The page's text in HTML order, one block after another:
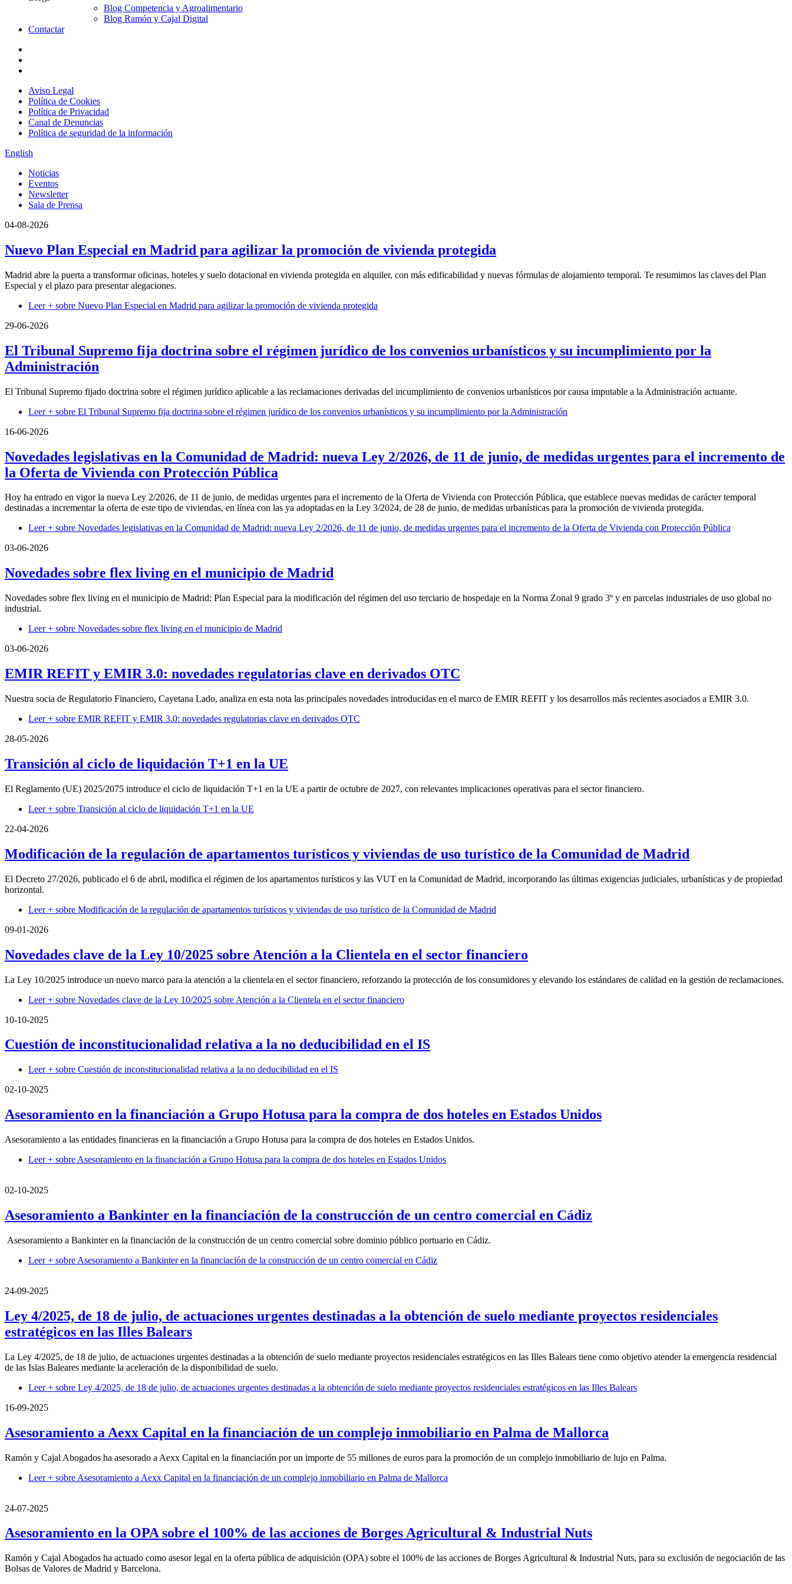
Blog Competencia y Agroalimentario
Blog Ramón y Cajal Digital
Contactar
Aviso Legal
Política de Cookies
Política de Privacidad
Canal de Denuncias
Política de seguridad de la información
English
Noticias
Eventos
Newsletter
Sala de Prensa
04-08-2026
Nuevo Plan Especial en Madrid para agilizar la promoción de vivienda protegida
Madrid abre la puerta a transformar oficinas, hoteles y suelo dotacional en vivienda protegida en alquiler, con más edificabilidad y nuevas fórmulas de alojamiento temporal. Te resumimos las claves del Plan
Especial y el plazo para presentar alegaciones.
Leer + sobre Nuevo Plan Especial en Madrid para agilizar la promoción de vivienda protegida
29-06-2026
El Tribunal Supremo fija doctrina sobre el régimen jurídico de los convenios urbanísticos y su incumplimiento por la
Administración
El Tribunal Supremo fijado doctrina sobre el régimen jurídico aplicable a las reclamaciones derivadas del incumplimiento de convenios urbanísticos por causa imputable a la Administración actuante.
Leer + sobre El Tribunal Supremo fija doctrina sobre el régimen jurídico de los convenios urbanísticos y su incumplimiento por la Administración
16-06-2026
Novedades legislativas en la Comunidad de Madrid: nueva Ley 2/2026, de 11 de junio, de medidas urgentes para el incremento de
la Oferta de Vivienda con Protección Pública
Hoy ha entrado en vigor la nueva Ley 2/2026, de 11 de junio, de medidas urgentes para el incremento de la Oferta de Vivienda con Protección Pública, que establece nuevas medidas de carácter temporal
destinadas a incrementar la oferta de este tipo de viviendas, en línea con las ya adoptadas en la Ley 3/2024, de 28 de junio, de medidas urbanísticas para la promoción de vivienda protegida.
Leer + sobre Novedades legislativas en la Comunidad de Madrid: nueva Ley 2/2026, de 11 de junio, de medidas urgentes para el incremento de la Oferta de Vivienda con Protección Pública
03-06-2026
Novedades sobre flex living en el municipio de Madrid
Novedades sobre flex living en el municipio de Madrid: Plan Especial para la modificación del régimen del uso terciario de hospedaje en la Norma Zonal 9 grado 3º y en parcelas industriales de uso global no
industrial.
Leer + sobre Novedades sobre flex living en el municipio de Madrid
03-06-2026
EMIR REFIT y EMIR 3.0: novedades regulatorias clave en derivados OTC
Nuestra socia de Regulatorio Financiero, Cayetana Lado, analiza en esta nota las principales novedades introducidas en el marco de EMIR REFIT y los desarrollos más recientes asociados a EMIR 3.0.
Leer + sobre EMIR REFIT y EMIR 3.0: novedades regulatorias clave en derivados OTC
28-05-2026
Transición al ciclo de liquidación T+1 en la UE
El Reglamento (UE) 2025/2075 introduce el ciclo de liquidación T+1 en la UE a partir de octubre de 2027, con relevantes implicaciones operativas para el sector financiero.
Leer + sobre Transición al ciclo de liquidación T+1 en la UE
22-04-2026
Modificación de la regulación de apartamentos turísticos y viviendas de uso turístico de la Comunidad de Madrid
El Decreto 27/2026, publicado el 6 de abril, modifica el régimen de los apartamentos turísticos y las VUT en la Comunidad de Madrid, incorporando las últimas exigencias judiciales, urbanísticas y de propiedad
horizontal.
Leer + sobre Modificación de la regulación de apartamentos turísticos y viviendas de uso turístico de la Comunidad de Madrid
09-01-2026
Novedades clave de la Ley 10/2025 sobre Atención a la Clientela en el sector financiero
La Ley 10/2025 introduce un nuevo marco para la atención a la clientela en el sector financiero, reforzando la protección de los consumidores y elevando los estándares de calidad en la gestión de reclamaciones.
Leer + sobre Novedades clave de la Ley 10/2025 sobre Atención a la Clientela en el sector financiero
10-10-2025
Cuestión de inconstitucionalidad relativa a la no deducibilidad en el IS
Leer + sobre Cuestión de inconstitucionalidad relativa a la no deducibilidad en el IS
02-10-2025
Asesoramiento en la financiación a Grupo Hotusa para la compra de dos hoteles en Estados Unidos
Asesoramiento a las entidades financieras en la financiación a Grupo Hotusa para la compra de dos hoteles en Estados Unidos.
Leer + sobre Asesoramiento en la financiación a Grupo Hotusa para la compra de dos hoteles en Estados Unidos
02-10-2025
Asesoramiento a Bankinter en la financiación de la construcción de un centro comercial en Cádiz
Asesoramiento a Bankinter en la financiación de la construcción de un centro comercial sobre dominio público portuario en Cádiz.
Leer + sobre Asesoramiento a Bankinter en la financiación de la construcción de un centro comercial en Cádiz
24-09-2025
Ley 4/2025, de 18 de julio, de actuaciones urgentes destinadas a la obtención de suelo mediante proyectos residenciales
estratégicos en las Illes Balears
La Ley 4/2025, de 18 de julio, de actuaciones urgentes destinadas a la obtención de suelo mediante proyectos residenciales estratégicos en las Illes Balears tiene como objetivo atender la emergencia residencial
de las Islas Baleares mediante la aceleración de la disponibilidad de suelo.
Leer + sobre Ley 4/2025, de 18 de julio, de actuaciones urgentes destinadas a la obtención de suelo mediante proyectos residenciales estratégicos en las Illes Balears
16-09-2025
Asesoramiento a Aexx Capital en la financiación de un complejo inmobiliario en Palma de Mallorca
Ramón y Cajal Abogados ha asesorado a Aexx Capital en la financiación por un importe de 55 millones de euros para la promoción de un complejo inmobiliario de lujo en Palma.
Leer + sobre Asesoramiento a Aexx Capital en la financiación de un complejo inmobiliario en Palma de Mallorca
24-07-2025
Asesoramiento en la OPA sobre el 100% de las acciones de Borges Agricultural & Industrial Nuts
Ramón y Cajal Abogados ha actuado como asesor legal en la oferta pública de adquisición (OPA) sobre el 100% de las acciones de Borges Agricultural & Industrial Nuts, para su exclusión de negociación de las
Bolsas de Valores de Madrid y Barcelona.